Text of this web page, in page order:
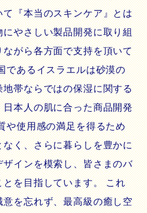
て『本当のスキンケア』とは
やさしい製品開発に取り組
がら各方面で支持を頂いて
であるイスラエルは砂漠の
地帯ならではの保湿に関する
本人の肌に合った商品開発
や使用感の満足を得るため
く、さらに暮らしを豊かに
インを模索し、皆さまのバ
とを目指しています。 これ
を忘れず、最高級の癒し空